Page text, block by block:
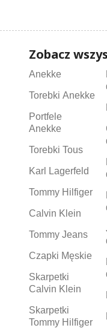
Zobacz
Anekke
Torebki Anekke
Portfele
Anekke
Torebki Tous
Karl Lagerfeld
Tommy Hilfiger
Calvin Klein
Tommy Jeans
Czapki Męskie
Skarpetki
Calvin Klein
Skarpetki
Tommy Hilfiger